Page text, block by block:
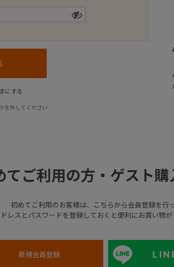
にする
を外してください
てご利用の方・ゲスト購
初めてご利用のお客様は、こちらから会員登録を行っ
レスとパスワードを登録しておくと便利にお買い物が